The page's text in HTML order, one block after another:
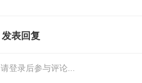
发表回复
请登录后参与评论...